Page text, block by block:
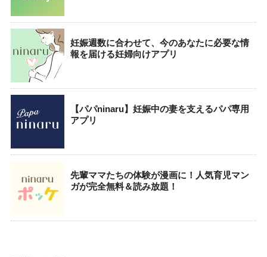
妊娠週数に合わせて、今のあなたに必要な情
報を届ける妊婦向けアプリ
【パパninaru】妊娠中の妻を支えるパパ専用
アプリ
先輩ママたちの体験が漫画に！人気育児マン
ガが完全無料＆読み放題！